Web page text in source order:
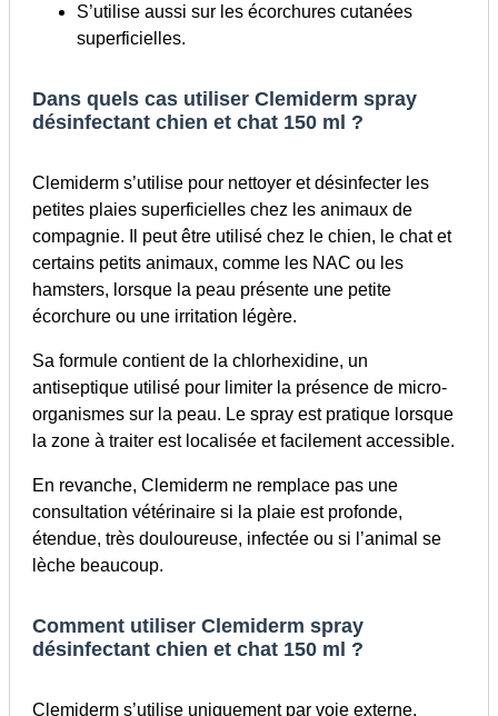
S’utilise aussi sur les écorchures cutanées
superficielles.
Dans quels cas utiliser Clemiderm spray
désinfectant chien et chat 150 ml ?
Clemiderm s’utilise pour nettoyer et désinfecter les
petites plaies superficielles chez les animaux de
compagnie. Il peut être utilisé chez le chien, le chat et
certains petits animaux, comme les NAC ou les
hamsters, lorsque la peau présente une petite
écorchure ou une irritation légère.
Sa formule contient de la chlorhexidine, un
antiseptique utilisé pour limiter la présence de micro-
organismes sur la peau. Le spray est pratique lorsque
la zone à traiter est localisée et facilement accessible.
En revanche, Clemiderm ne remplace pas une
consultation vétérinaire si la plaie est profonde,
étendue, très douloureuse, infectée ou si l’animal se
lèche beaucoup.
Comment utiliser Clemiderm spray
désinfectant chien et chat 150 ml ?
Clemiderm s’utilise uniquement par voie externe,